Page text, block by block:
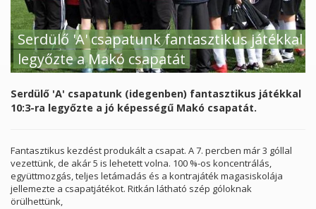
Serdülő 'A' csapatunk fantasztikus játékkal
legyőzte a Makó csapatát
Serdülő 'A' csapatunk (idegenben) fantasztikus játékkal
10:3-ra legyőzte a jó képességű Makó csapatát.
Fantasztikus kezdést produkált a csapat. A 7. percben már 3 góllal
vezettünk, de akár 5 is lehetett volna. 100 %-os koncentrálás,
együttmozgás, teljes letámadás és a kontrajáték magasiskolája
jellemezte a csapatjátékot. Ritkán látható szép góloknak
örülhettünk,